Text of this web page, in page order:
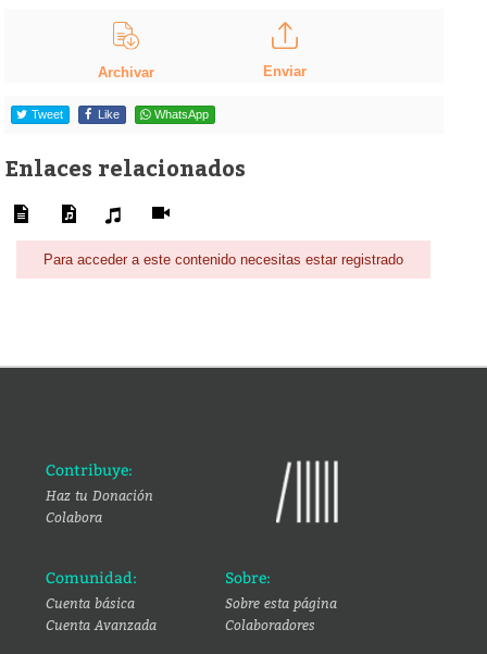
Archivar Enviar
Tweet Like WhatsApp
Enlaces relacionados
Para acceder a este contenido necesitas estar registrado
Contribuye:
Haz tu Donación
Colabora
Comunidad:
Cuenta básica
Cuenta Avanzada
Sobre:
Sobre esta página
Colaboradores